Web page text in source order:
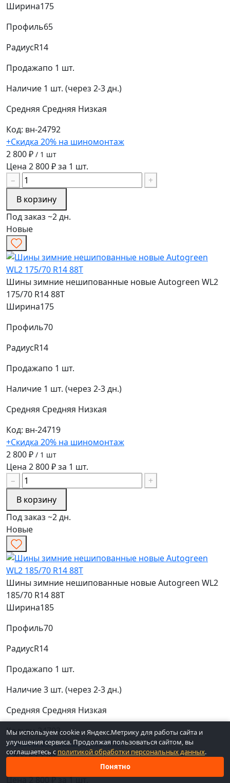
Ширина175
Профиль65
РадиусR14
Продажапо 1 шт.
Наличие 1 шт. (через 2-3 дн.)
Средняя Средняя Низкая
Код: вн-24792
+Скидка 20% на шиномонтаж
2 800 ₽ / 1 шт
Цена 2 800 ₽ за 1 шт.
−
+
В корзину
Под заказ ~2 дн.
Новые
Шины зимние нешипованные новые Autogreen WL2
175/70 R14 88T
Ширина175
Профиль70
РадиусR14
Продажапо 1 шт.
Наличие 1 шт. (через 2-3 дн.)
Средняя Средняя Низкая
Код: вн-24719
+Скидка 20% на шиномонтаж
2 800 ₽ / 1 шт
Цена 2 800 ₽ за 1 шт.
−
+
В корзину
Под заказ ~2 дн.
Новые
Шины зимние нешипованные новые Autogreen WL2
185/70 R14 88T
Ширина185
Профиль70
РадиусR14
Продажапо 1 шт.
Наличие3 шт. (через 2-3 дн.)
Средняя Средняя Низкая
Код: вн-24703
+Скидка 20% на шиномонтаж
2 800 ₽/ 1 шт
Цена 2 800 ₽ за 1 шт.
Мы используем cookie и Яндекс.Метрику для работы сайта и
улучшения сервиса. Продолжая пользоваться сайтом, вы
соглашаетесь с политикой обработки персональных данных.
Понятно